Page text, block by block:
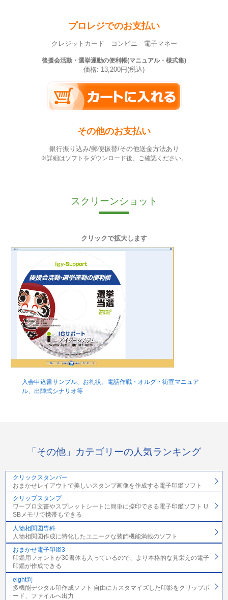
プロレジでのお支払い
クレジットカード コンビニ 電子マネー
後援会活動・選挙運動の便利帳(マニュアル・様式集)
価格: 13,200円(税込)
その他のお支払い
銀行振り込み/郵便振替/その他送金方法あり
※詳細はソフトをダウンロード後、ご確認ください。
スクリーンショット
クリックで拡大します
入会申込書サンプル、お礼状、電話作戦・オルグ・街宣マニュア
ル、出陣式シナリオ等
「その他」カテゴリーの人気ランキング
クリックスタンパー
おまかせレイアウトで美しいスタンプ画像を作成する電子印鑑ソフト
クリップスタンプ
ワープロ文書やスプレットシートに簡単に捺印できる電子印鑑ソフト U
SBメモリで携帯もできる
人物相関図専科
人物相関図作成に特化したユニークな装飾機能満載のソフト
おまかせ電子印鑑3
印鑑用フォントが30書体も入っているので、より本格的な見栄えの電子
印鑑が作成できる
eight判
多機能デジタル印作成ソフト 自由にカスタマイズした印影をクリップボ
ード、ファイルへ出力